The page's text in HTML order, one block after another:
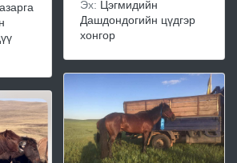
Эх: Цэгмидийн
Дашдондогийн цүдгэр
хонгор